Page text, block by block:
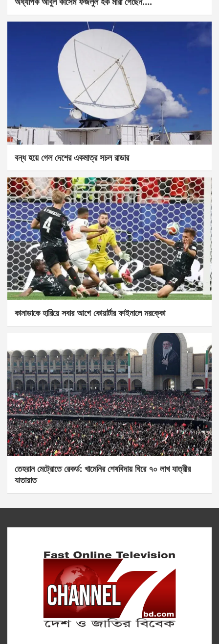
বন্ধ হয়ে গেল দেশের একমাত্র সচল রাডার
কানাডাকে হারিয়ে সবার আগে কোয়ার্টার ফাইনালে মরক্কো
তেহরান মেট্রোতে রেকর্ড: খামেনির শেষবিদায় ঘিরে ৭০ লাখ যাত্রীর
যাতায়াত